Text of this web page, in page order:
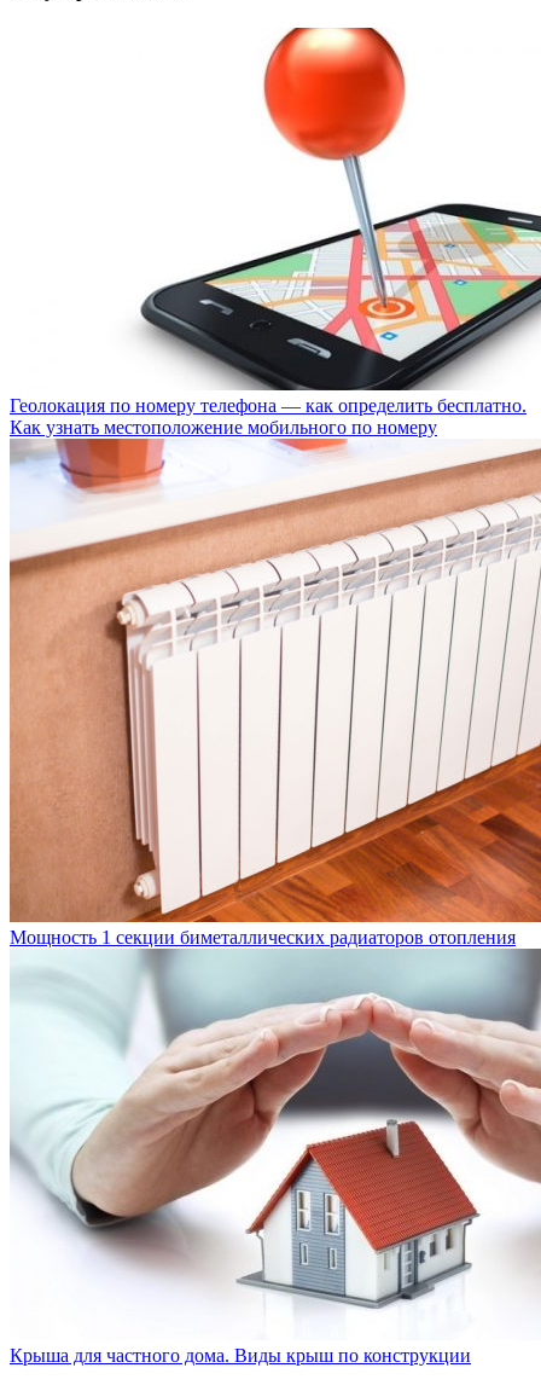
Геолокация по номеру телефона — как определить бесплатно.
Как узнать местоположение мобильного по номеру
Мощность 1 секции биметаллических радиаторов отопления
Крыша для частного дома. Виды крыш по конструкции